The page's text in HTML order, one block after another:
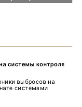
выставки
выставки
выставки
выставки
системы контроля
выбросов на
системами